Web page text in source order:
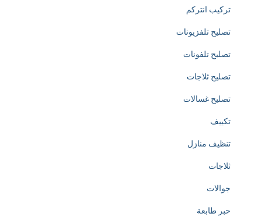
d
c
a
e
d
o
تركيب انتركم
تصليح تلفزيونات
تصليح تلفونات
تصليح ثلاجات
تصليح غسالات
تكييف
تنظيف منازل
ثلاجات
جوالات
حبر طابعة